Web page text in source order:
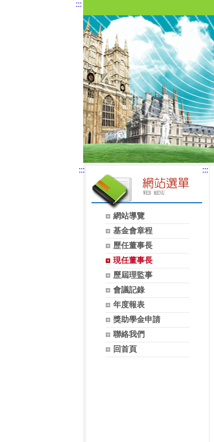
:::
:::
網站導覽
基金會章程
歷任董事長
現任董事長
歷屆理監事
會議記錄
年度報表
獎助學金申請
聯絡我們
回首頁
:::